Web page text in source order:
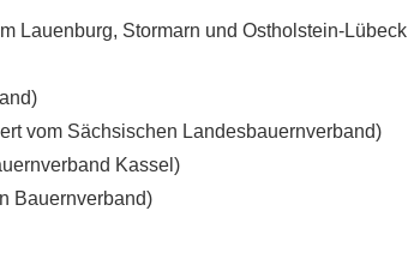
Lauenburg, Stormarn und Ostholstein-Lübeck
vom Sächsischen Landesbauernverband)
Kassel)
Bauernverband)